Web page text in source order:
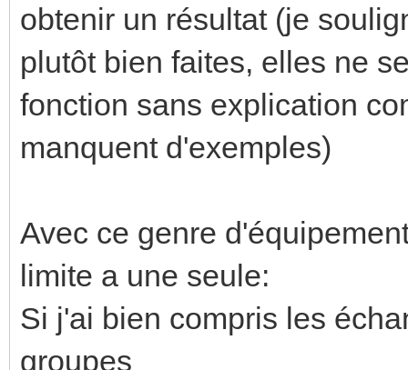
obtenir un résultat (je
plutôt bien faites, elles ne
fonction sans explication
manquent d'exemples)
Avec ce genre
limite a une seule:
Si j'ai bien compris les
groupes